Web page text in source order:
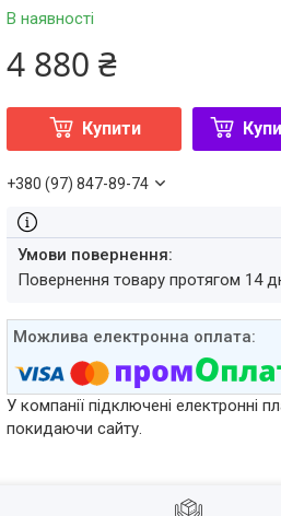
В наявності
4 880 ₴
Купити
+380 (97) 847-89-74
повернення товару протягом 14
У компанії підключені електронні
покидаючи сайту.